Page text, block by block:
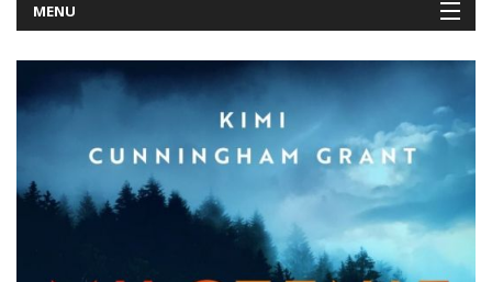
MENU
NOWOŚCI
PATRONATY
WYWIADY